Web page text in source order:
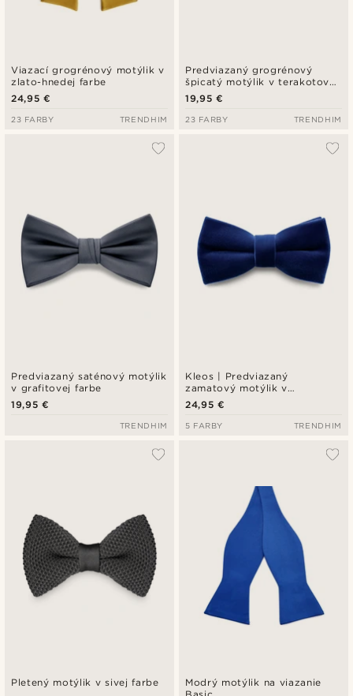
Viazací grogrénový motýlik v
zlato-hnedej farbe
24,95 €
23 FARBY TRENDHIM
Predviazaný grogrénový
špicatý motýlik v terakotovej
farbe
19,95 €
23 FARBY TRENDHIM
Predviazaný saténový motýlik
v grafitovej farbe
19,95 €
TRENDHIM
Kleos | Predviazaný
zamatový motýlik v
kráľovskej modrej farbe
24,95 €
5 FARBY TRENDHIM
Pletený motýlik v sivej farbe
Modrý motýlik na viazanie